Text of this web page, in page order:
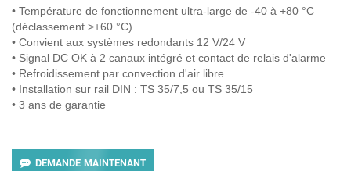
• Température de fonctionnement ultra-large de -40 à +80 °C
(déclassement >+60 °C)
• Convient aux systèmes redondants 12 V/24 V
• Signal DC OK à 2 canaux intégré et contact de relais d'alarme
• Refroidissement par convection d'air libre
• Installation sur rail DIN : TS 35/7,5 ou TS 35/15
• 3 ans de garantie
DEMANDE MAINTENANT